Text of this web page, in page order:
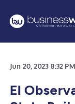
Jun 20, 2023 8:32
El